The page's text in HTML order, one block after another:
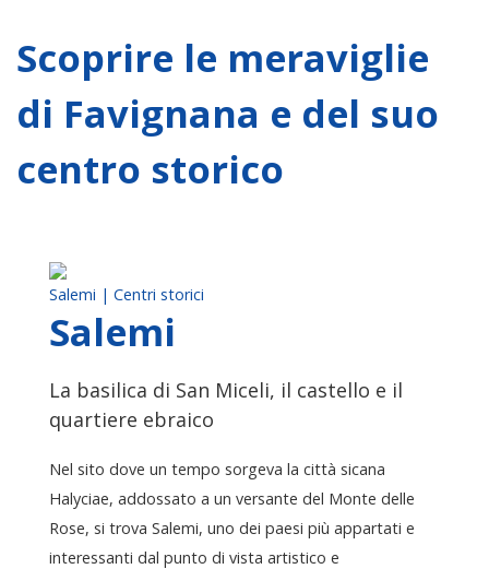
Scoprire le meraviglie
di Favignana e del suo
centro storico
Salemi | Centri storici
Salemi
La basilica di San Miceli, il castello e il
quartiere ebraico
Nel sito dove un tempo sorgeva la città sicana
Halyciae, addossato a un versante del Monte delle
Rose, si trova Salemi, uno dei paesi più appartati e
interessanti dal punto di vista artistico e